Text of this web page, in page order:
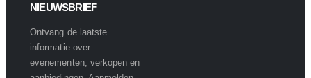
NIEUWSBRIEF
Ontvang de laatste
informatie over
evenementen, verkopen en